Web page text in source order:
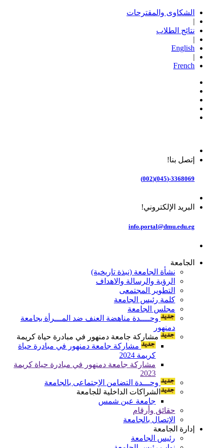
الشكاوى والمقترحات
|
نتائج الطلاب
|
English
|
French
إتصل بنا!
3368069-(045)(002)
البريد الإلكتروني!
info.portal@dmu.edu.eg
الجامعة
نشأة الجامعة (نبذة تاريخية)
الرؤية والرسالة والاهداف
التطوير المجتمعى
كلمة رئيس الجامعة
مجلس الجامعة
وحــــدة مناهضة العنف ضد المـــرأة بجامعة
دمنهور
مشاركة جامعة دمنهور في مبادرة حياة كريمة
مشاركة جامعة دمنهور في مبادرة حياة
كريمة 2024
مشاركة جامعة دمنهور في مبادرة حياة كريمة
2023
وحـــدة التضامن الإجتماعى بالجامعة
الشراكات الداخلية للجامعة
جامعة عين شمس
حقائق وأرقام
الإتصال بالجامعة
إدارة الجامعة
رئيس الجامعة